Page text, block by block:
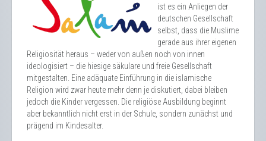
ist es ein Anliegen der
deutschen Gesellschaft
selbst, dass die Muslime
gerade aus ihrer eigenen
Religiosität heraus – weder von außen noch von innen
ideologisiert – die hiesige säkulare und freie Gesellschaft
mitgestalten. Eine adäquate Einführung in die islamische
Religion wird zwar heute mehr denn je diskutiert, dabei bleiben
jedoch die Kinder vergessen. Die religiöse Ausbildung beginnt
aber bekanntlich nicht erst in der Schule, sondern zunächst und
prägend im Kindesalter.